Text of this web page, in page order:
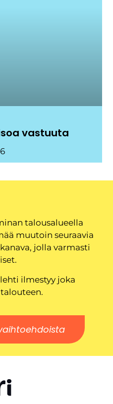
vastuuta
talousalueella
muutoin seuraavia
jolla varmasti
ilmestyy joka